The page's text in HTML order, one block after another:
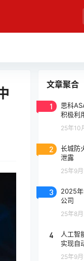
文章聚合
1
思科
积极利
25年10
2
长城防
泄露
25年9月
3
2025
公司
25年8
4
人工智
实现自
25年9月